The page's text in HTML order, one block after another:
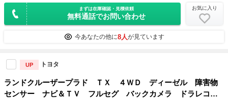
まずは在庫確認・見積依頼
無料通話でお問い合わせ
お気に入り
今あなたの他に8人が見ています
UP トヨタ
ランドクルーザープラド ＴＸ ４ＷＤ ディーゼル 障害物
センサー ナビ＆ＴＶ フルセグ バックカメラ ドラレコ